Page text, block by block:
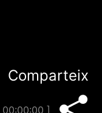
Comparteix
00:00:00 ]